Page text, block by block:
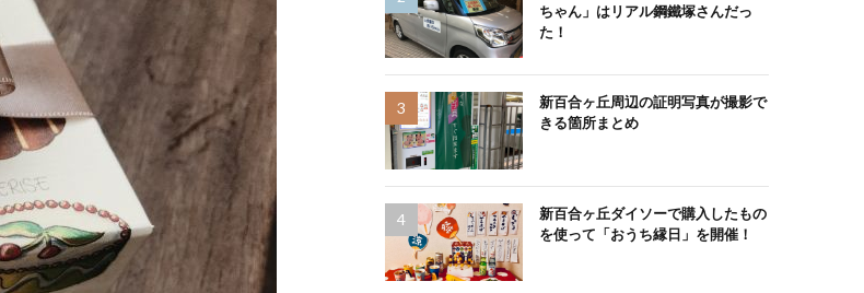
ちゃん」はリアル鋼鐵塚さんだっ
た！
新百合ヶ丘周辺の証明写真が撮影で
きる箇所まとめ
新百合ヶ丘ダイソーで購入したもの
を使って「おうち縁日」を開催！